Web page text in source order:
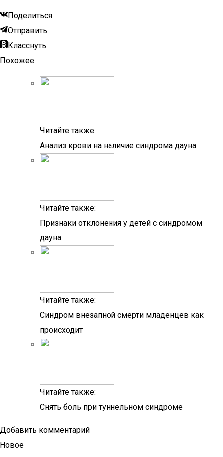
Поделиться
Отправить
Класснуть
Похожее
Читайте также:
Анализ крови на наличие синдрома дауна
Читайте также:
Признаки отклонения у детей с синдромом
дауна
Читайте также:
Синдром внезапной смерти младенцев как
происходит
Читайте также:
Снять боль при туннельном синдроме
Добавить комментарий
Новое